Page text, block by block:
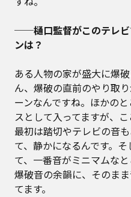
──樋口監督がこのテレビ
ンは？
ある人物の家が盛大に爆
ん、爆破の直前のやり取
ーンなんですね。ほかの
スとして入ってますが、
最初は踏切やテレビの音
て、静かになるんです。
て、一番音がミニマムな
爆破音の余韻に、そのま
てます。